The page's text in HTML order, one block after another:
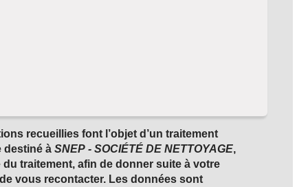
recueillies font l’objet d’un traitement
destiné à SNEP - SOCIÉTÉ DE NETTOYAGE,
traitement, afin de donner suite à votre
vous recontacter. Les données sont